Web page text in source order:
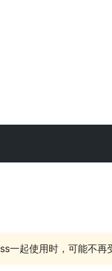
一起使用时，可能不再